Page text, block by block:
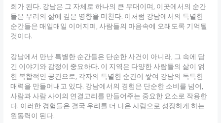
회가 된다. 강남은 그 자체로 하나의 큰 무대이며, 이곳에서의 순간
들은 우리의 삶에 깊은 영향을 미친다. 이처럼 강남에서의 특별한
순간들은 매일매일 이어지며, 사람들의 마음속에 오래도록 기억될
것이다.
강남에서 만난 특별한 순간들은 단순한 사건이 아니라, 그 속에 담
긴 이야기와 감정이 중요하다. 이 지역은 다양한 사람들의 삶이 얽
힌 복합적인 공간으로, 각자의 특별한 순간이 쌓여 강남의 독특한
매력을 만들어내고 있다. 강남에서의 경험은 단순한 소비를 넘어,
사람과 사람 사이의 연결고리를 만들어주는 중요한 요소로 작용한
다. 이러한 경험들은 결국 우리를 더 나은 사람으로 성장하게 하는
원동력이 된다.